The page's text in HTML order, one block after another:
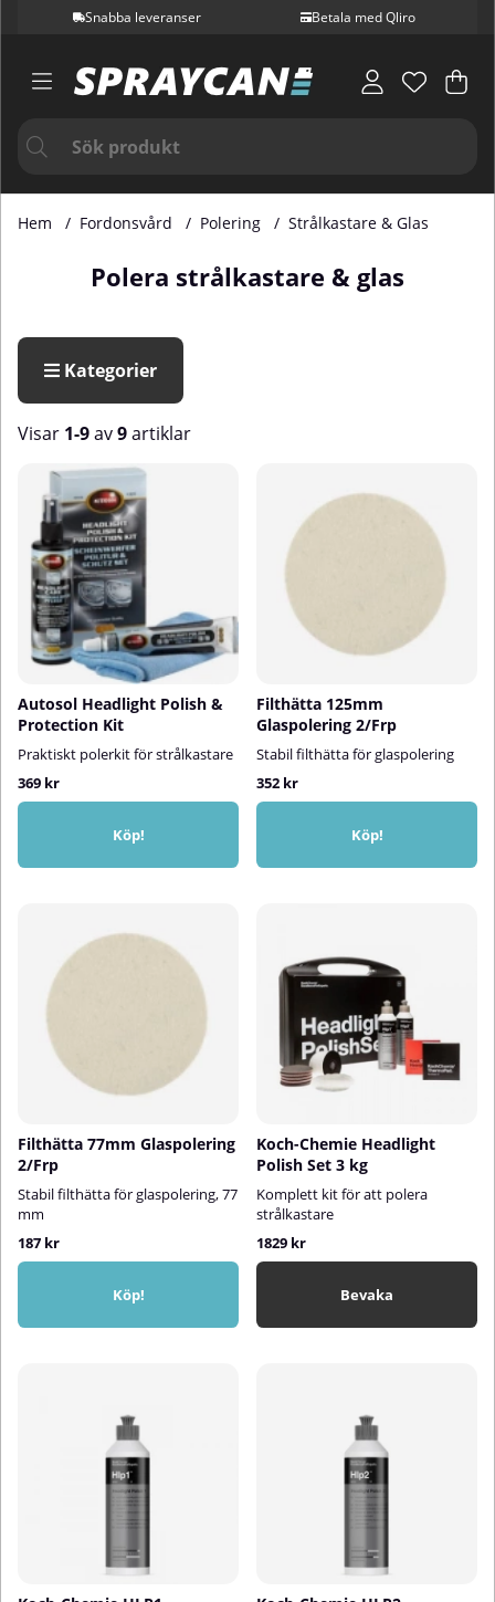
Snabba leveranser Betala med Qliro
.
Hem Fordonsvård Polering Strålkastare & Glas
Polera strålkastare & glas
Kategorier
Visar 1-9av9artiklar
Produkter
Autosol Headlight Polish &
Protection Kit
Praktiskt polerkit för strålkastare
369 kr
Köp!
Filthätta 125mm
Glaspolering 2/Frp
Stabil filthätta för glaspolering
352 kr
Köp!
Filthätta 77mm Glaspolering
2/Frp
Stabil filthätta för glaspolering, 77
mm
187 kr
Köp!
Koch-Chemie Headlight
Polish Set 3 kg
Komplett kit för att polera
strålkastare
1829 kr
Bevaka